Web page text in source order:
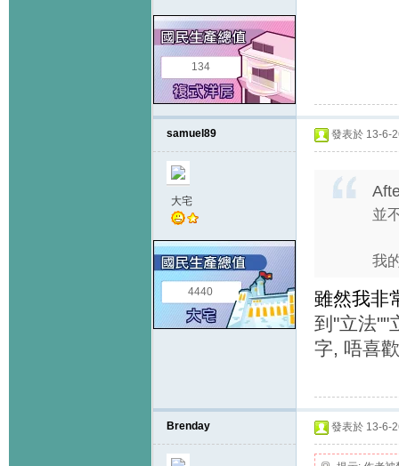
134
samuel89
大宅
4440
發表於 13-6-
並
我
雖然我非
到"立法""
字, 唔喜
Brenday 發表於 13-6-